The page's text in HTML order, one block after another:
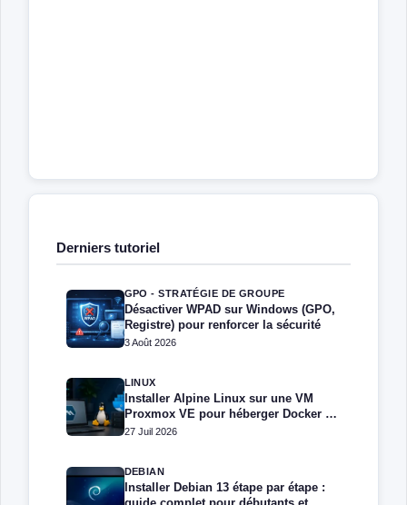
Derniers tutoriel
GPO - STRATÉGIE DE GROUPE
Désactiver WPAD sur Windows (GPO,
Registre) pour renforcer la sécurité
3 Août 2026
LINUX
Installer Alpine Linux sur une VM
Proxmox VE pour héberger Docker et
Docker Compose
27 Juil 2026
DEBIAN
Installer Debian 13 étape par étape :